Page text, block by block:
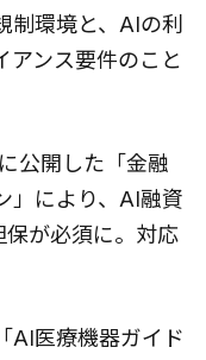
制環境と、AIの利
アンス要件のこと
公開した「金融
」により、AI融資
が必須に。対応
AI医療機器ガイド